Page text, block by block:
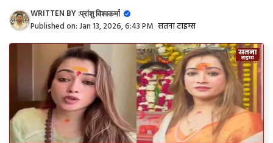
WRITTEN BY :प्रांशु विश्वकर्मा
Published on:Jan 13, 2026, 6:43 PM सतना टाइम्स